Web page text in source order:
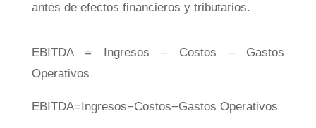
antes de efectos financieros y tributarios.
EBITDA = Ingresos – Costos – Gastos
Operativos
EBITDA=Ingresos−Costos−Gastos Operativos